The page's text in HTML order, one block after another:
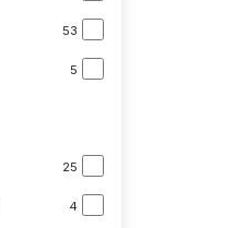
53
5
25
4